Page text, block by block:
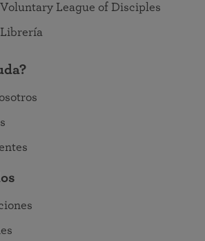
Voluntary League of Disciples
Librería